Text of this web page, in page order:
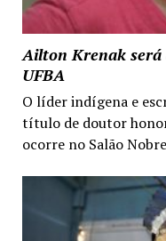
Ailton Krenak será
UFBA
O líder indígena e
título de doutor
ocorre no Salão